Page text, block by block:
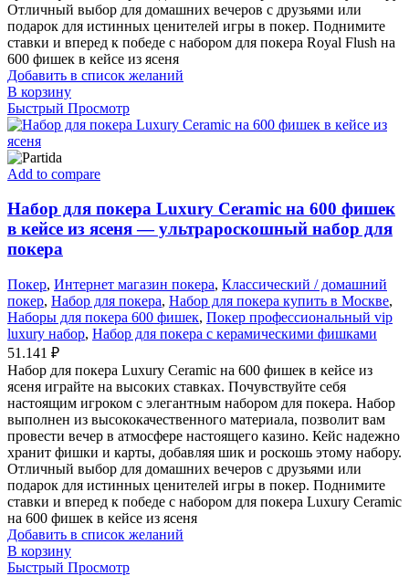
Отличный выбор для домашних вечеров с друзьями или
подарок для истинных ценителей игры в покер. Поднимите
ставки и вперед к победе с набором для покера Royal Flush на
600 фишек в кейсе из ясеня
Добавить в список желаний
В корзину
Быстрый Просмотр
Add to compare
Набор для покера Luxury Ceramic на 600 фишек
в кейсе из ясеня — ультрароскошный набор для
покера
Покер, Интернет магазин покера, Классический / домашний
покер, Набор для покера, Набор для покера купить в Москве,
Наборы для покера 600 фишек, Покер профессиональный vip
luxury набор, Набор для покера с керамическими фишками
51.141 ₽
Набор для покера Luxury Ceramic на 600 фишек в кейсе из
ясеня играйте на высоких ставках. Почувствуйте себя
настоящим игроком с элегантным набором для покера. Набор
выполнен из высококачественного материала, позволит вам
провести вечер в атмосфере настоящего казино. Кейс надежно
хранит фишки и карты, добавляя шик и роскошь этому набору.
Отличный выбор для домашних вечеров с друзьями или
подарок для истинных ценителей игры в покер. Поднимите
ставки и вперед к победе с набором для покера Luxury Ceramic
на 600 фишек в кейсе из ясеня
Добавить в список желаний
В корзину
Быстрый Просмотр